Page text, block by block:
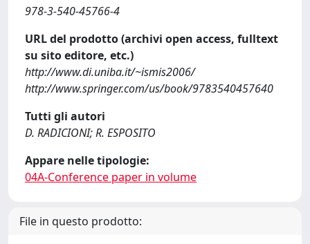
978-3-540-45766-4
URL del prodotto (archivi open access, fulltext
su sito editore, etc.)
http://www.di.uniba.it/~ismis2006/
http://www.springer.com/us/book/9783540457640
Tutti gli autori
D. RADICIONI; R. ESPOSITO
Appare nelle tipologie:
04A-Conference paper in volume
File in questo prodotto: